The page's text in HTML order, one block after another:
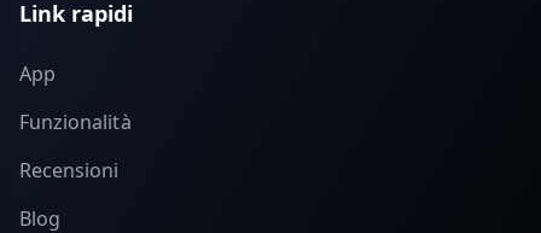
Link rapidi
App
Funzionalità
Recensioni
Blog